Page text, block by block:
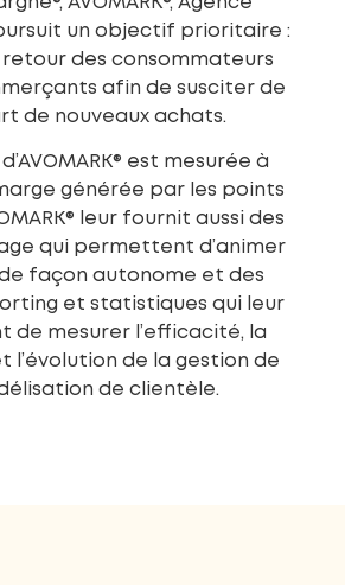
un objectif prioritaire :
des consommateurs
afin de susciter de
de nouveaux achats.
est mesurée à
générée par les points
leur fournit aussi des
qui permettent d’animer
de façon autonome et des
et statistiques qui leur
de mesurer l’efficacité, la
l’évolution de la gestion de
de clientèle.